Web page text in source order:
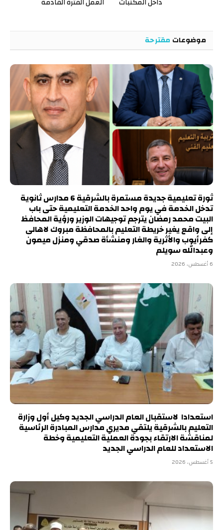
موضوعات مقترحة
ثورة تعليمية جديدة مستمرة بالشرقية 6 مدارس ثانوية
تدخل الخدمة في يوم واحد الخدمة التعليمية حتى باب
البيت محمد رمضان يترجم توجيهات الوزير ورؤية المحافظ
إلى واقع يغير خريطة التعليم بالمحافظة مبروك لاهالى
كفرأيوب والأثرية والغار ومنشأة صدقي ومنزل ميمون
وعبدالله سويلم
6 أغسطس، 2026
استعدادا لاستقبال العام الدراسي الجديد وكيل أول وزارة
التعليم بالشرقية يلتقي مديري مدارس المبادرة الرئاسية
لمناقشة الارتقاء بجودة العملية التعليمية وخطة
الاستعداد للعام الدراسي الجديد
5 أغسطس، 2026